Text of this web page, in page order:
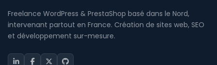
Freelance WordPress & PrestaShop basé dans le Nord,
intervenant partout en France. Création de sites web, SEO
et développement sur-mesure.